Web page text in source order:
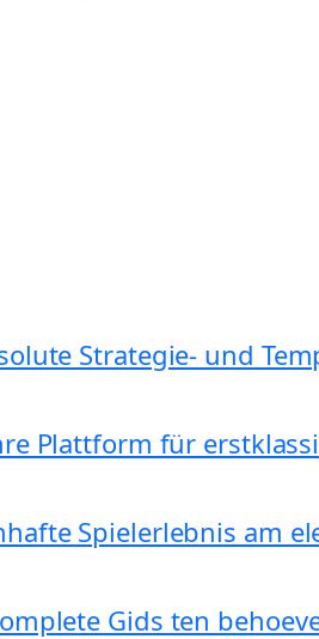
Strategie- und
Plattform für
Spielerlebnis am
Gids ten